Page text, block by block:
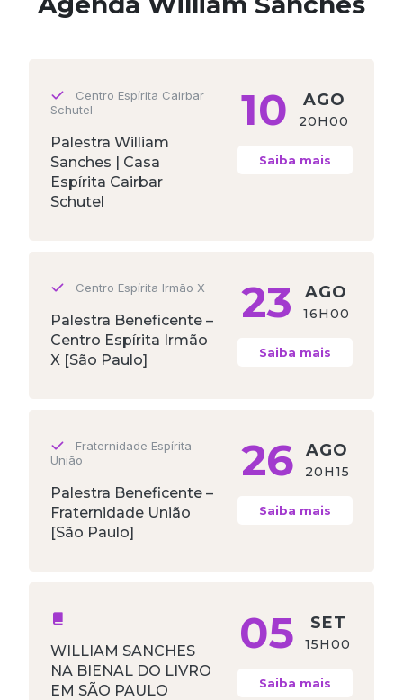
Centro Espírita Cairbar
Schutel
Palestra William
Sanches | Casa
Espírita Cairbar
Schutel
10 AGO
20H00
Saiba mais
Centro Espírita Irmão X
Palestra Beneficente –
Centro Espírita Irmão
X [São Paulo]
23 AGO
16H00
Saiba mais
Fraternidade Espírita
União
Palestra Beneficente –
Fraternidade União
[São Paulo]
26 AGO
20H15
Saiba mais
WILLIAM SANCHES
NA BIENAL DO LIVRO
EM SÃO PAULO
05 SET
15H00
Saiba mais